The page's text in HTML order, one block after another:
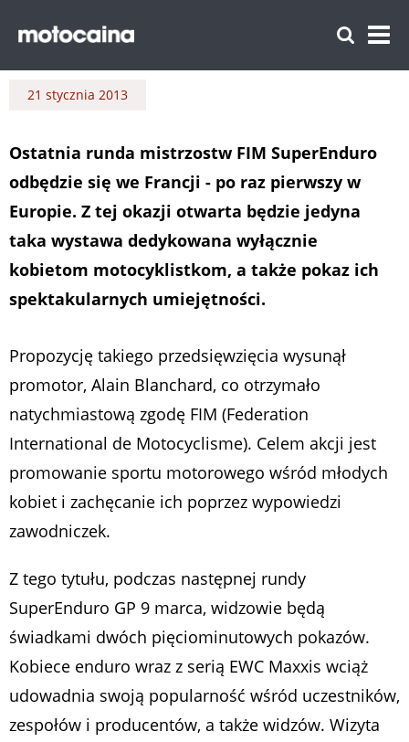
21 stycznia 2013
Ostatnia runda mistrzostw FIM SuperEnduro
odbędzie się we Francji - po raz pierwszy w
Europie. Z tej okazji otwarta będzie jedyna
taka wystawa dedykowana wyłącznie
kobietom motocyklistkom, a także pokaz ich
spektakularnych umiejętności.
Propozycję takiego przedsięwzięcia wysunął
promotor, Alain Blanchard, co otrzymało
natychmiastową zgodę FIM (Federation
International de Motocyclisme). Celem akcji jest
promowanie sportu motorowego wśród młodych
kobiet i zachęcanie ich poprzez wypowiedzi
zawodniczek.
Z tego tytułu, podczas następnej rundy
SuperEnduro GP 9 marca, widzowie będą
świadkami dwóch pięciominutowych pokazów.
Kobiece enduro wraz z serią EWC Maxxis wciąż
udowadnia swoją popularność wśród uczestników,
zespołów i producentów, a także widzów. Wizyta